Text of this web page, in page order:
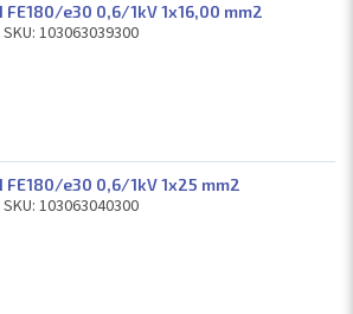
FE180/e30 0,6/1kV 1x16,00 mm2
103063039300
FE180/e30 0,6/1kV 1x25 mm2
103063040300